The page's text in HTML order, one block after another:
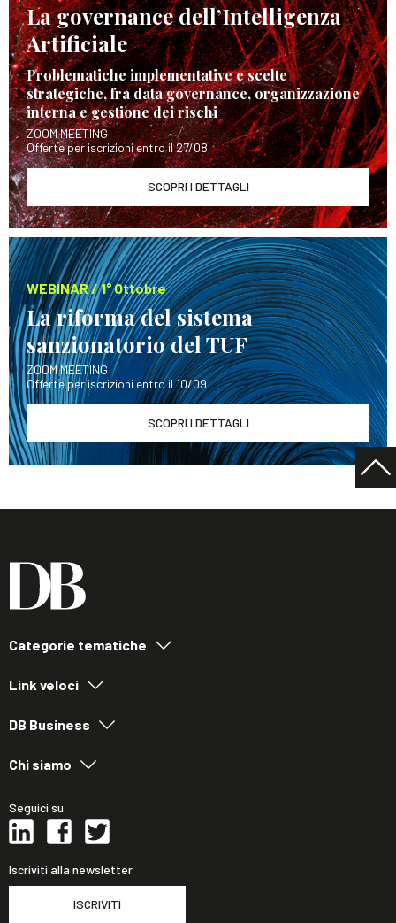
La governance dell’Intelligenza
Artificiale
Problematiche implementative e scelte
strategiche, fra data governance, organizzazione
interna e gestione dei rischi
ZOOM MEETING
Offerte per iscrizioni entro il 27/08
SCOPRI I DETTAGLI
WEBINAR / 1° Ottobre
La riforma del sistema
sanzionatorio del TUF
ZOOM MEETING
Offerte per iscrizioni entro il 10/09
SCOPRI I DETTAGLI
Categorie tematiche
Link veloci
DB Business
Chi siamo
Seguici su
Iscriviti alla newsletter
ISCRIVITI